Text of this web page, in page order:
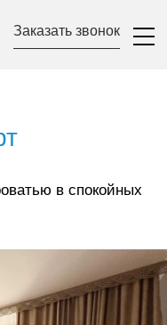
Заказать звонок
в спокойных